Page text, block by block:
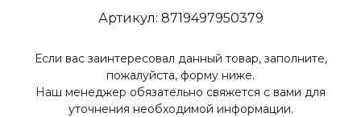
Артикул: 8719497950379
Если вас заинтересовал данный товар, заполните,
пожалуйста, форму ниже.
Наш менеджер обязательно свяжется с вами для
уточнения необходимой информации.